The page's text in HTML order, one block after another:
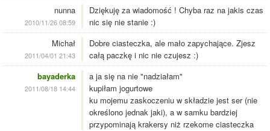
nunna
2010/11/26 08:59
Dziękuję za wiadomość ! Chyba raz na jakis czas
nic się nie stanie :)
Michał
2011/04/01 21:43
Dobre ciasteczka, ale mało zapychające. Zjesz
całą paczkę i nic nie czujesz :)
bayaderka
2011/08/18 14:44
a ja się na nie "nadziałam"
kupiłam jogurtowe
ku mojemu zaskoczeniu w składzie jest ser (nie
określono jednak jaki), a w samku bardziej
przypominają krakersy niż rzekome ciasteczka